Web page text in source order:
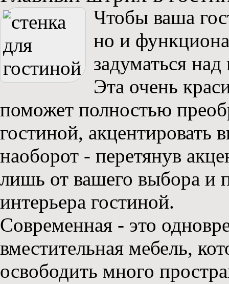
Чтобы ваша
но и
задуматься
Эта очень
поможет полностью
гостиной, акцентировать
наоборот - перетянув
лишь от вашего выбора и
интерьера гостиной.
Современная - это
вместительная мебель,
освободить много